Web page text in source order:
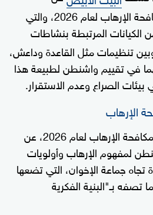
الاستراتيجية الأميركية لمكافحة الإرهاب لعام 2026، والتي
المرتبطة بنشاطات
تنظيمات مثل القاعدة وداعش،
في تقييم واشنطن لطبيعة هذا
الصراع وعدم الاستقرار.
الإرهاب
كشفت وثيقة استراتيجية مكافحة الإرهاب لعام 2026، عن
لمفهوم الإرهاب وأولويات
جماعة الإخوان، التي تضعها
تصفه بـ"البنية الفكرية